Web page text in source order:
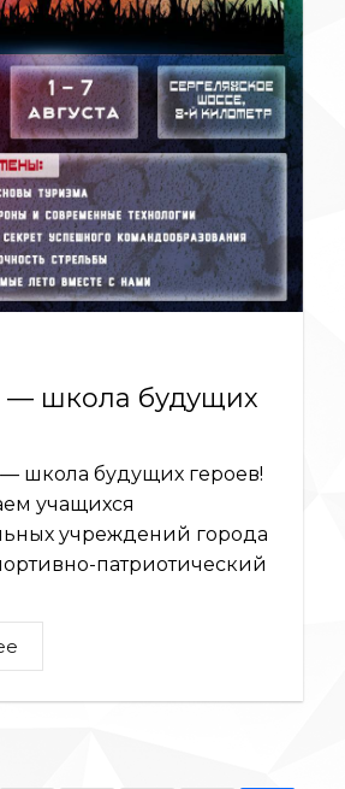
— школа будущих
— школа будущих героев!
учащихся
учреждений города
патриотический